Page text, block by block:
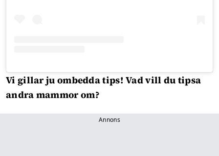
Vi gillar ju ombedda tips! Vad vill du tipsa
andra mammor om?
Annons